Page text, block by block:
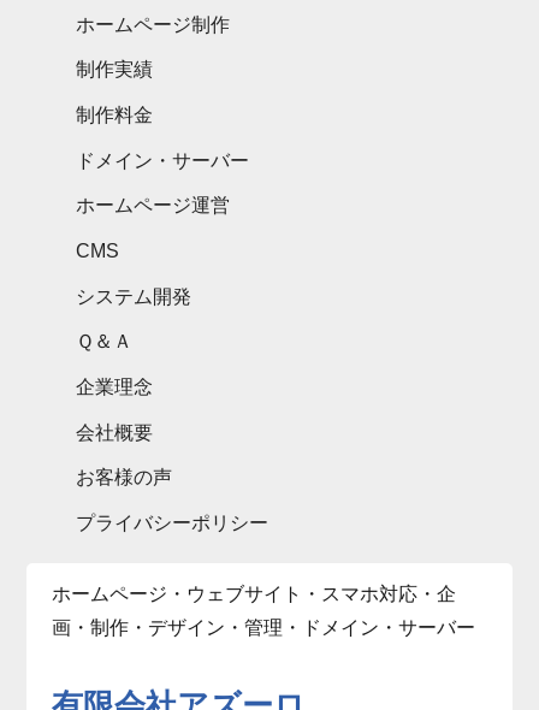
ホームページ制作
制作実績
制作料金
ドメイン・サーバー
ホームページ運営
CMS
システム開発
Ｑ＆Ａ
企業理念
会社概要
お客様の声
プライバシーポリシー
ホームページ・ウェブサイト・スマホ対応・企
画・制作・デザイン・管理・ドメイン・サーバー